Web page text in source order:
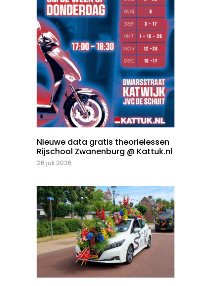
Nieuwe data gratis theorielessen
Rijschool Zwanenburg @ Kattuk.nl
26 juli 2026